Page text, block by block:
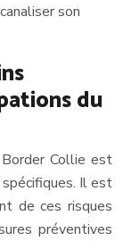
son
du
Collie est
Il est
de ces risques
préventives